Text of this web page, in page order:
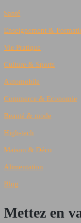
Santé
Enseignement &
Vie Pratique
Culture & Sports
Automobile
Commerce & Economie
Beauté & mode
High-tech
Maison & Déco
Alimentation
Blog
Mettez en